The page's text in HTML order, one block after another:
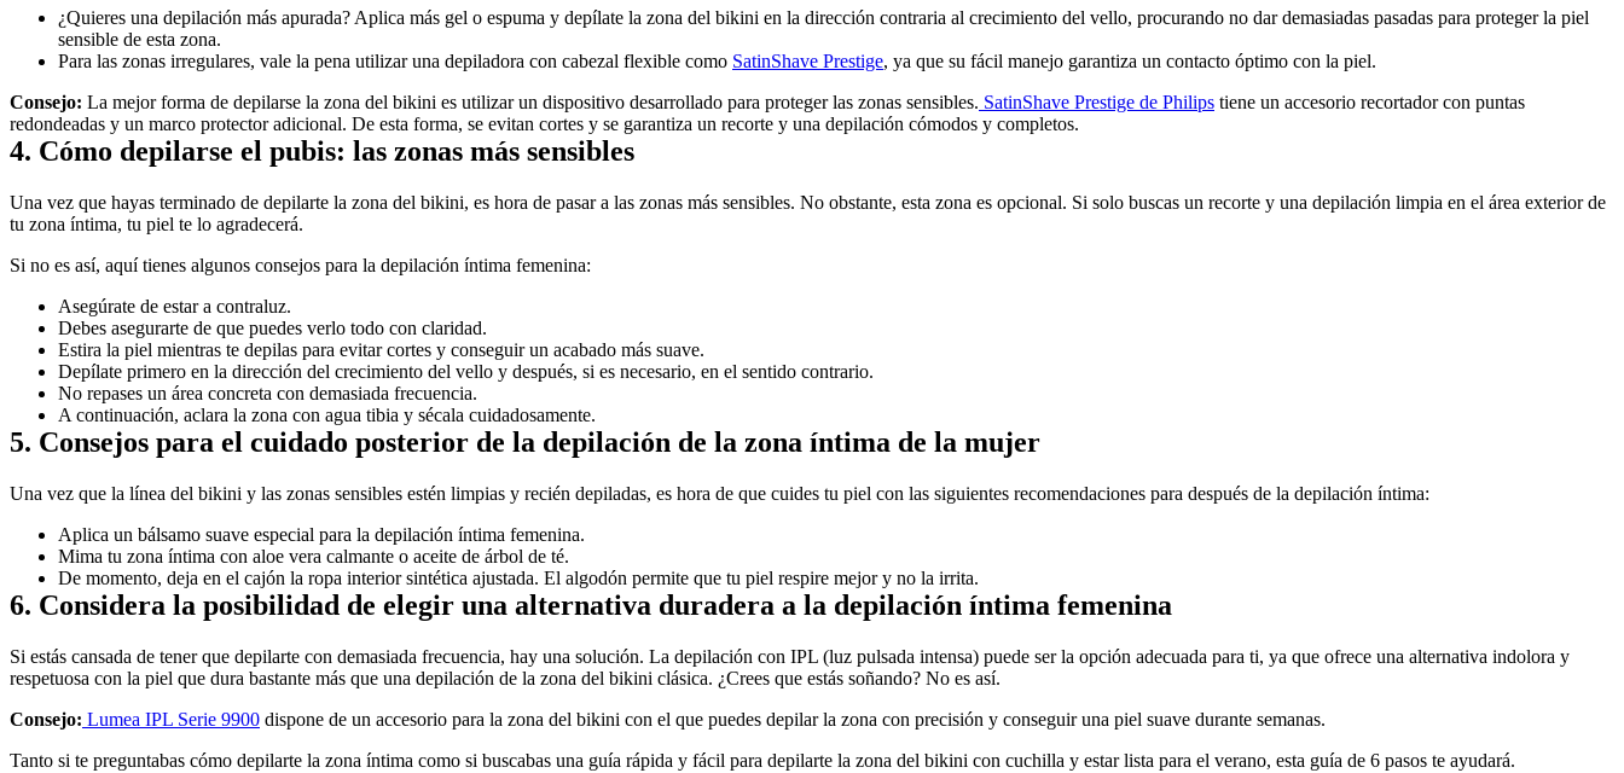
¿Quieres una depilación más apurada? Aplica más gel o espuma y depílate la zona del bikini en la dirección contraria al crecimiento del vello, procurando no dar demasiadas pasadas para proteger la piel
sensible de esta zona.
Para las zonas irregulares, vale la pena utilizar una depiladora con cabezal flexible como SatinShave Prestige, ya que su fácil manejo garantiza un contacto óptimo con la piel.
Consejo: La mejor forma de depilarse la zona del bikini es utilizar un dispositivo desarrollado para proteger las zonas sensibles. SatinShave Prestige de Philips tiene un accesorio recortador con puntas
redondeadas y un marco protector adicional. De esta forma, se evitan cortes y se garantiza un recorte y una depilación cómodos y completos.
4. Cómo depilarse el pubis: las zonas más sensibles
Una vez que hayas terminado de depilarte la zona del bikini, es hora de pasar a las zonas más sensibles. No obstante, esta zona es opcional. Si solo buscas un recorte y una depilación limpia en el área exterior de
tu zona íntima, tu piel te lo agradecerá.
Si no es así, aquí tienes algunos consejos para la depilación íntima femenina:
Asegúrate de estar a contraluz.
Debes asegurarte de que puedes verlo todo con claridad.
Estira la piel mientras te depilas para evitar cortes y conseguir un acabado más suave.
Depílate primero en la dirección del crecimiento del vello y después, si es necesario, en el sentido contrario.
No repases un área concreta con demasiada frecuencia.
A continuación, aclara la zona con agua tibia y sécala cuidadosamente.
5. Consejos para el cuidado posterior de la depilación de la zona íntima de la mujer
Una vez que la línea del bikini y las zonas sensibles estén limpias y recién depiladas, es hora de que cuides tu piel con las siguientes recomendaciones para después de la depilación íntima:
Aplica un bálsamo suave especial para la depilación íntima femenina.
Mima tu zona íntima con aloe vera calmante o aceite de árbol de té.
De momento, deja en el cajón la ropa interior sintética ajustada. El algodón permite que tu piel respire mejor y no la irrita.
6. Considera la posibilidad de elegir una alternativa duradera a la depilación íntima femenina
Si estás cansada de tener que depilarte con demasiada frecuencia, hay una solución. La depilación con IPL (luz pulsada intensa) puede ser la opción adecuada para ti, ya que ofrece una alternativa indolora y
respetuosa con la piel que dura bastante más que una depilación de la zona del bikini clásica. ¿Crees que estás soñando? No es así.
Consejo: Lumea IPL Serie 9900 dispone de un accesorio para la zona del bikini con el que puedes depilar la zona con precisión y conseguir una piel suave durante semanas.
Tanto si te preguntabas cómo depilarte la zona íntima como si buscabas una guía rápida y fácil para depilarte la zona del bikini con cuchilla y estar lista para el verano, esta guía de 6 pasos te ayudará.